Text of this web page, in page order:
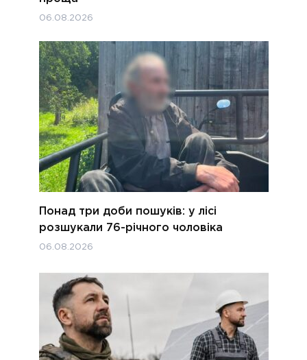
06.08.2026
Понад три доби пошуків: у лісі
розшукали 76-річного чоловіка
06.08.2026